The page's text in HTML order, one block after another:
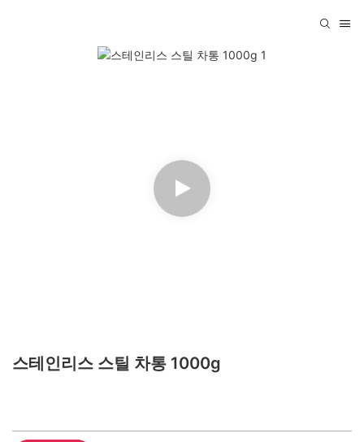
스테인리스 스틸 차통 1000g